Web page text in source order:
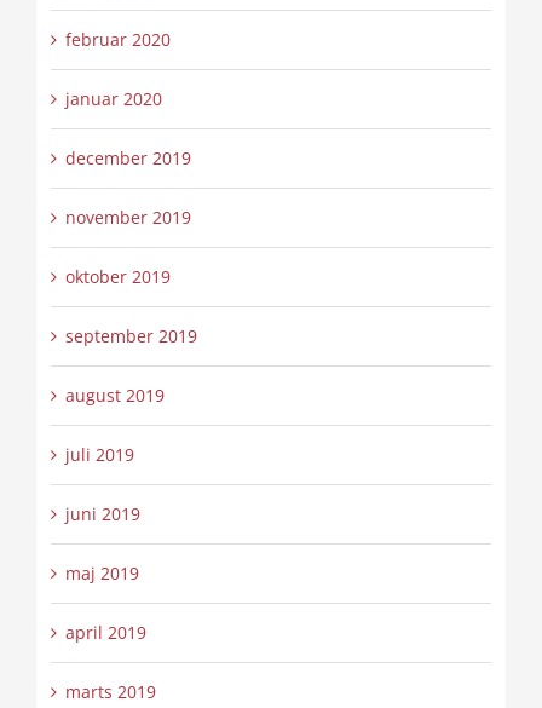
februar 2020
januar 2020
december 2019
november 2019
oktober 2019
september 2019
august 2019
juli 2019
juni 2019
maj 2019
april 2019
marts 2019